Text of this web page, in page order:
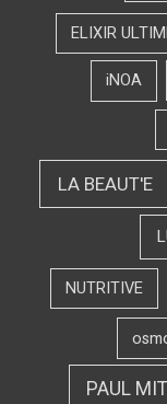
ELIXIR
iNOA
LA BEAUT'E
NUTRITIVE
PAUL